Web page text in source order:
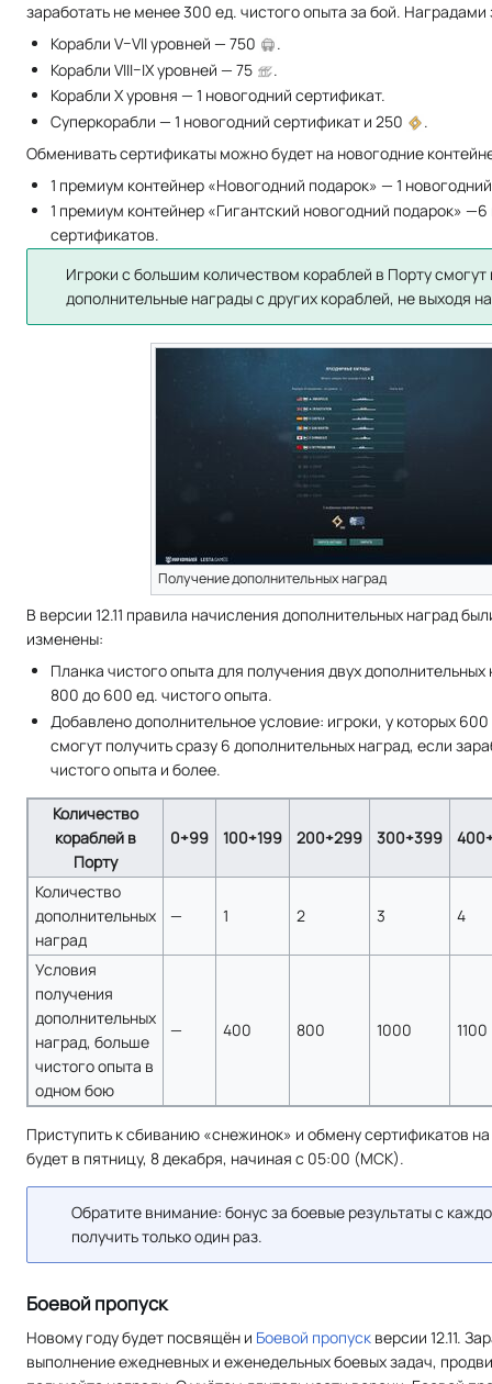
заработать не менее 300 ед. чистого опыта за бой. Наградами
Корабли V–VII уровней — 750
.
Корабли VIII–IX уровней — 75
.
Корабли X уровня — 1 новогодний сертификат.
Суперкорабли — 1 новогодний сертификат и 250
.
Обменивать сертификаты можно будет на новогодние
1 премиум контейнер «Новогодний подарок» — 1
1 премиум контейнер «Гигантский новогодний подарок»
сертификатов.
Игроки с большим количеством кораблей в Порту смогут
дополнительные награды с других кораблей, не выходя
Получение дополнительных наград
В версии 12.11 правила начисления дополнительных наград
изменены:
Планка чистого опыта для получения двух
800 до 600 ед. чистого опыта.
Добавлено дополнительное условие: игроки, у которых
смогут получить сразу 6 дополнительных наград, если
чистого опыта и более.
Количество
кораблей в
Порту
0÷99 100÷199 200÷299 300÷399
Количество
дополнительных
наград
— 1 2 3 4
Условия
получения
дополнительных
наград, больше
чистого опыта в
одном бою
— 400 800 1000 1100
Приступить к сбиванию «снежинок» и обмену сертификатов
будет в пятницу, 8 декабря, начиная с 05:00 (МСК).
Обратите внимание: бонус за боевые результаты с
получить только один раз.
Боевой пропуск
Новому году будет посвящён и Боевой пропуск версии 12.11.
выполнение ежедневных и еженедельных боевых задач,